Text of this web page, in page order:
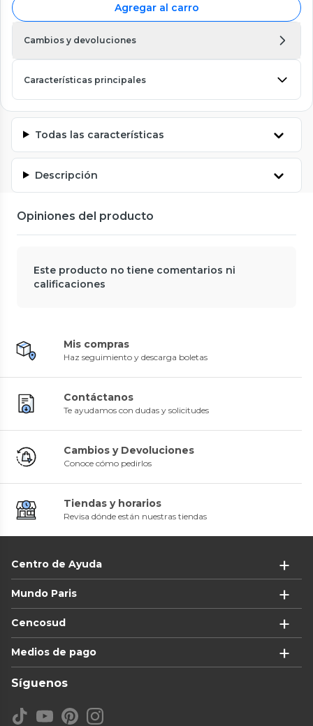
Agregar al carro
Cambios y devoluciones
Características principales
Todas las características
Descripción
Opiniones del producto
Este producto no tiene comentarios ni
calificaciones
Mis compras
Haz seguimiento y descarga boletas
Contáctanos
Te ayudamos con dudas y solicitudes
Cambios y Devoluciones
Conoce cómo pedirlos
Tiendas y horarios
Revisa dónde están nuestras tiendas
Centro de Ayuda
Mundo Paris
Cencosud
Medios de pago
Síguenos